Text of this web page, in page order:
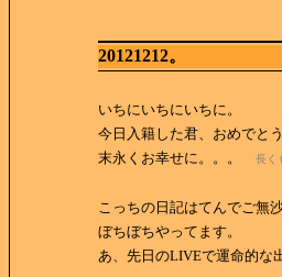
20121212。
いちにいちにいちに。
今日入籍した君、おめでと
末永くお幸せに。。。
長く
こっちの日記はてんでご無
ぼちぼちやってます。
あ、先日のLIVEで運命的な